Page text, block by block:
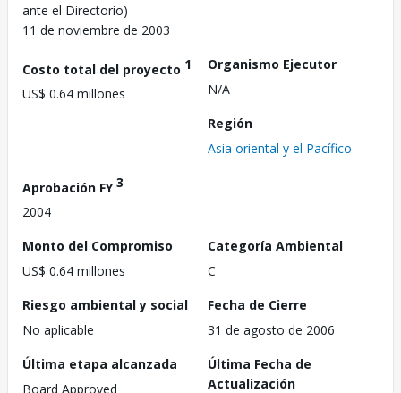
ante el Directorio)
11 de noviembre de 2003
Costo total del proyecto 1
US$ 0.64 millones
Organismo Ejecutor
N/A
Región
Asia oriental y el Pacífico
Aprobación FY3
2004
Monto del Compromiso
US$ 0.64 millones
Categoría Ambiental
C
Riesgo ambiental y social
No aplicable
Fecha de Cierre
31 de agosto de 2006
Última etapa alcanzada
Board Approved
Última Fecha de
Actualización